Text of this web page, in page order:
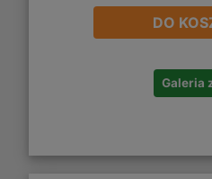
DO
Galeria